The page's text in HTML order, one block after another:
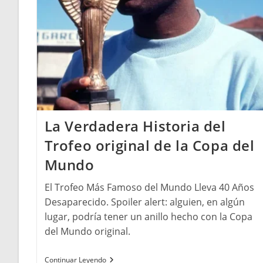
La Verdadera Historia del
Trofeo original de la Copa del
Mundo
El Trofeo Más Famoso del Mundo Lleva 40 Años
Desaparecido. Spoiler alert: alguien, en algún
lugar, podría tener un anillo hecho con la Copa
del Mundo original.
Continuar LeyendoLa